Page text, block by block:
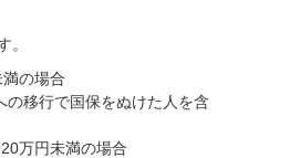
。
の場合
移行で国保をぬけた人を含
万円未満の場合